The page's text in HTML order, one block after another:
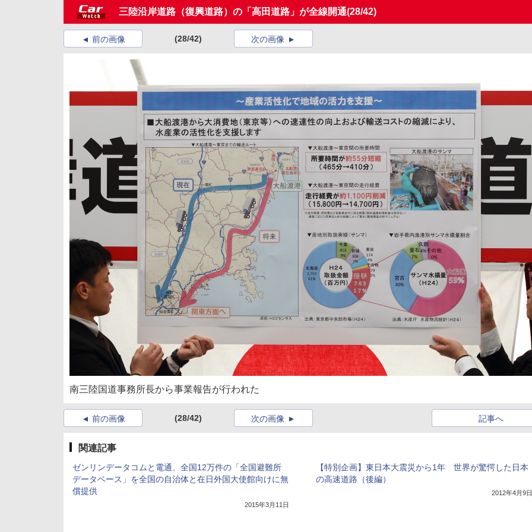
三陸沿岸道路（復興道路）の「高田道路」が全線開通(28/42)
前の画像 (28/42) 次の画像
南三陸国道事務所長から事業報告が行われた
前の画像 (28/42) 記事へ
次の画像
関連記事
ゼンリンデータコムと電通、全国12万件の「全国避難所
データベース」を全国の自治体と在日外国大使館向けに無
償提供
2015年3月11日
【特別企画】東日本大震災から1年 世界が驚愕した日本
の高速道路（後編）
2012年4月9日